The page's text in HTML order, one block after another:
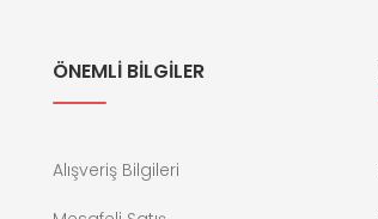
ÖNEMLİ BİLGİLER
Alışveriş Bilgileri